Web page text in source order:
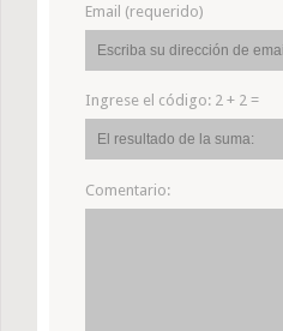
Email (requerido)
Ingrese el código: 2 + 2 =
Comentario: